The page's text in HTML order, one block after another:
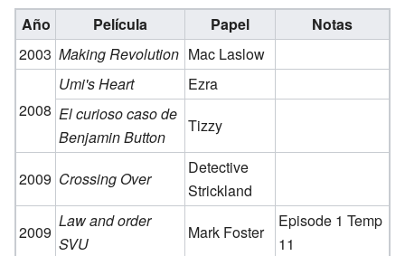
Año Película Papel
Notas
2003 Making Revolution Mac Laslow
2008
Umi's Heart
Ezra
El curioso caso de
Benjamin Button
Tizzy
2009 Crossing Over
Detective
Strickland
2009
Law and order
SVU
Mark Foster
Episode 1 Temp
11